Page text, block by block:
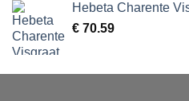
Hebeta Charente
€ 70.59